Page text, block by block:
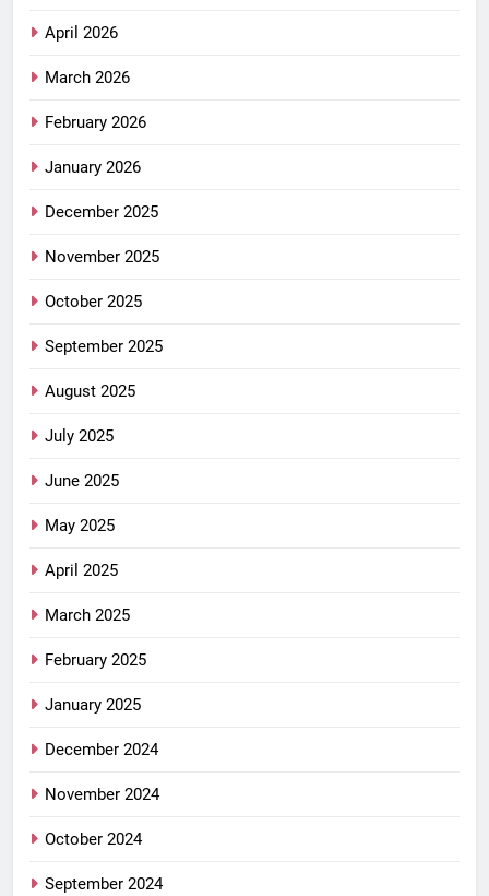
April 2026
March 2026
February 2026
January 2026
December 2025
November 2025
October 2025
September 2025
August 2025
July 2025
June 2025
May 2025
April 2025
March 2025
February 2025
January 2025
December 2024
November 2024
October 2024
September 2024